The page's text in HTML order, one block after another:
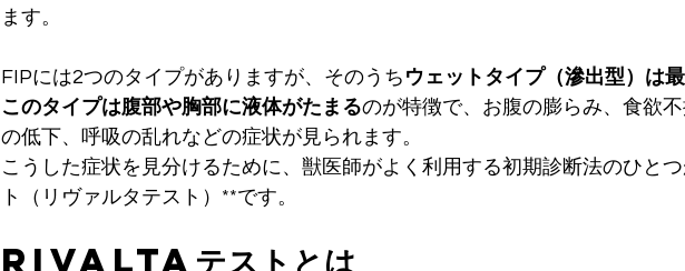
ます。
FIPには2つのタイプがありますが、そのうち ウェットタイプ（滲出型）は
このタイプは腹部や胸部に液体がたまるのが特徴で、お腹の膨らみ、食欲
の低下、呼吸の乱れなどの症状が見られます。
こうした症状を見分けるために、獣医師がよく利用する初期診断法のひと
ト（リヴァルタテスト）**です。
Rivaltaテストとは